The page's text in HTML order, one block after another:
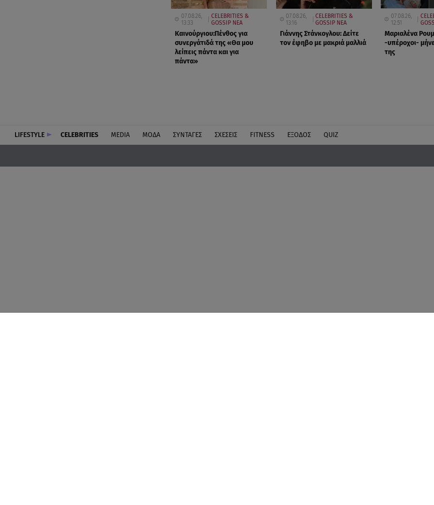
07.08.26,
13:33
CELEBRITIES &
GOSSIP ΝΕΑ
Καινούργιου:Πένθος για
συνεργάτιδά της «Θα μου
λείπεις πάντα και για
πάντα»
07.08.26,
13:16
CELEBRITIES &
GOSSIP ΝΕΑ
Γιάννης Στάνκογλου: Δείτε
τον έφηβο με μακριά μαλλιά
07.08.26,
12:51
Μαριαλένα
-υπέροχοι-
της
LIFESTYLE CELEBRITIES MEDIA ΜΟΔΑ ΣΥΝΤΑΓΕΣ ΣΧΕΣΕΙΣ FITNESS ΕΞΟΔΟΣ QUIZ